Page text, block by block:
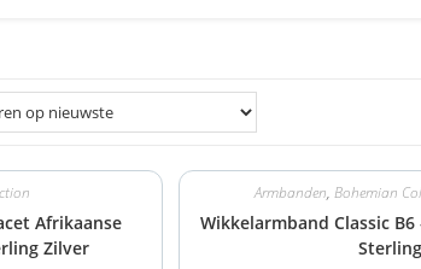
Afrikaanse
Zilver
Armbanden, Bohemian
Wikkelarmband Classic